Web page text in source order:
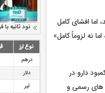
افشای کامل
نه لزوماً کامل»
دارو در
های رسمی و
ارزش سهام
سرمایه بیمه کوثر
نود ثانیه با
تقدیر
اقدامات
توصیه های
ها در مورد
نوع ارز
درهم
دلار
لیر